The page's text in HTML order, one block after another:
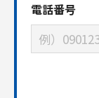
電話番号